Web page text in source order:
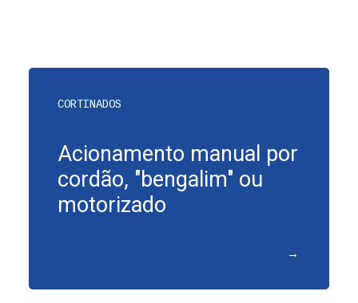
CORTINADOS
Acionamento manual por
cordão, "bengalim" ou
motorizado